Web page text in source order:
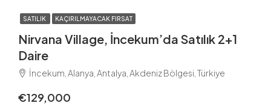
SATILIK KAÇIRILMAYACAK FIRSAT
Nirvana Village, İncekum’da Satılık 2+1
Daire
İncekum, Alanya, Antalya, Akdeniz Bölgesi, Türkiye
€129,000